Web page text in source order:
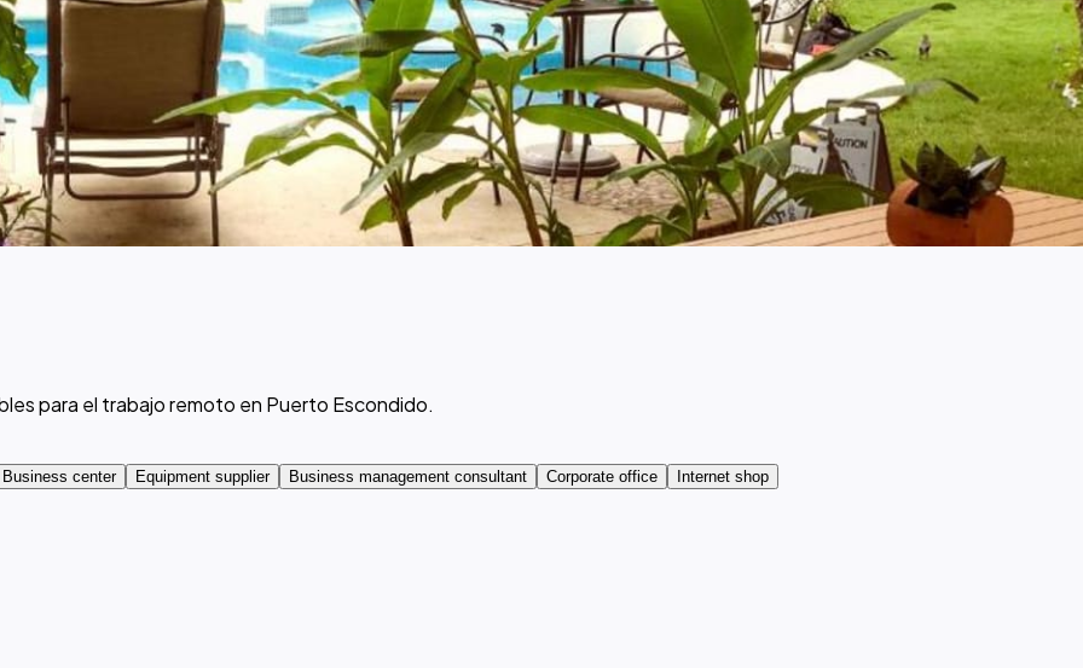
para el trabajo remoto en Puerto Escondido.
Business center Equipment supplier Business management consultant Corporate office Internet shop